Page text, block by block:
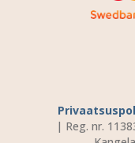
| Reg. nr.